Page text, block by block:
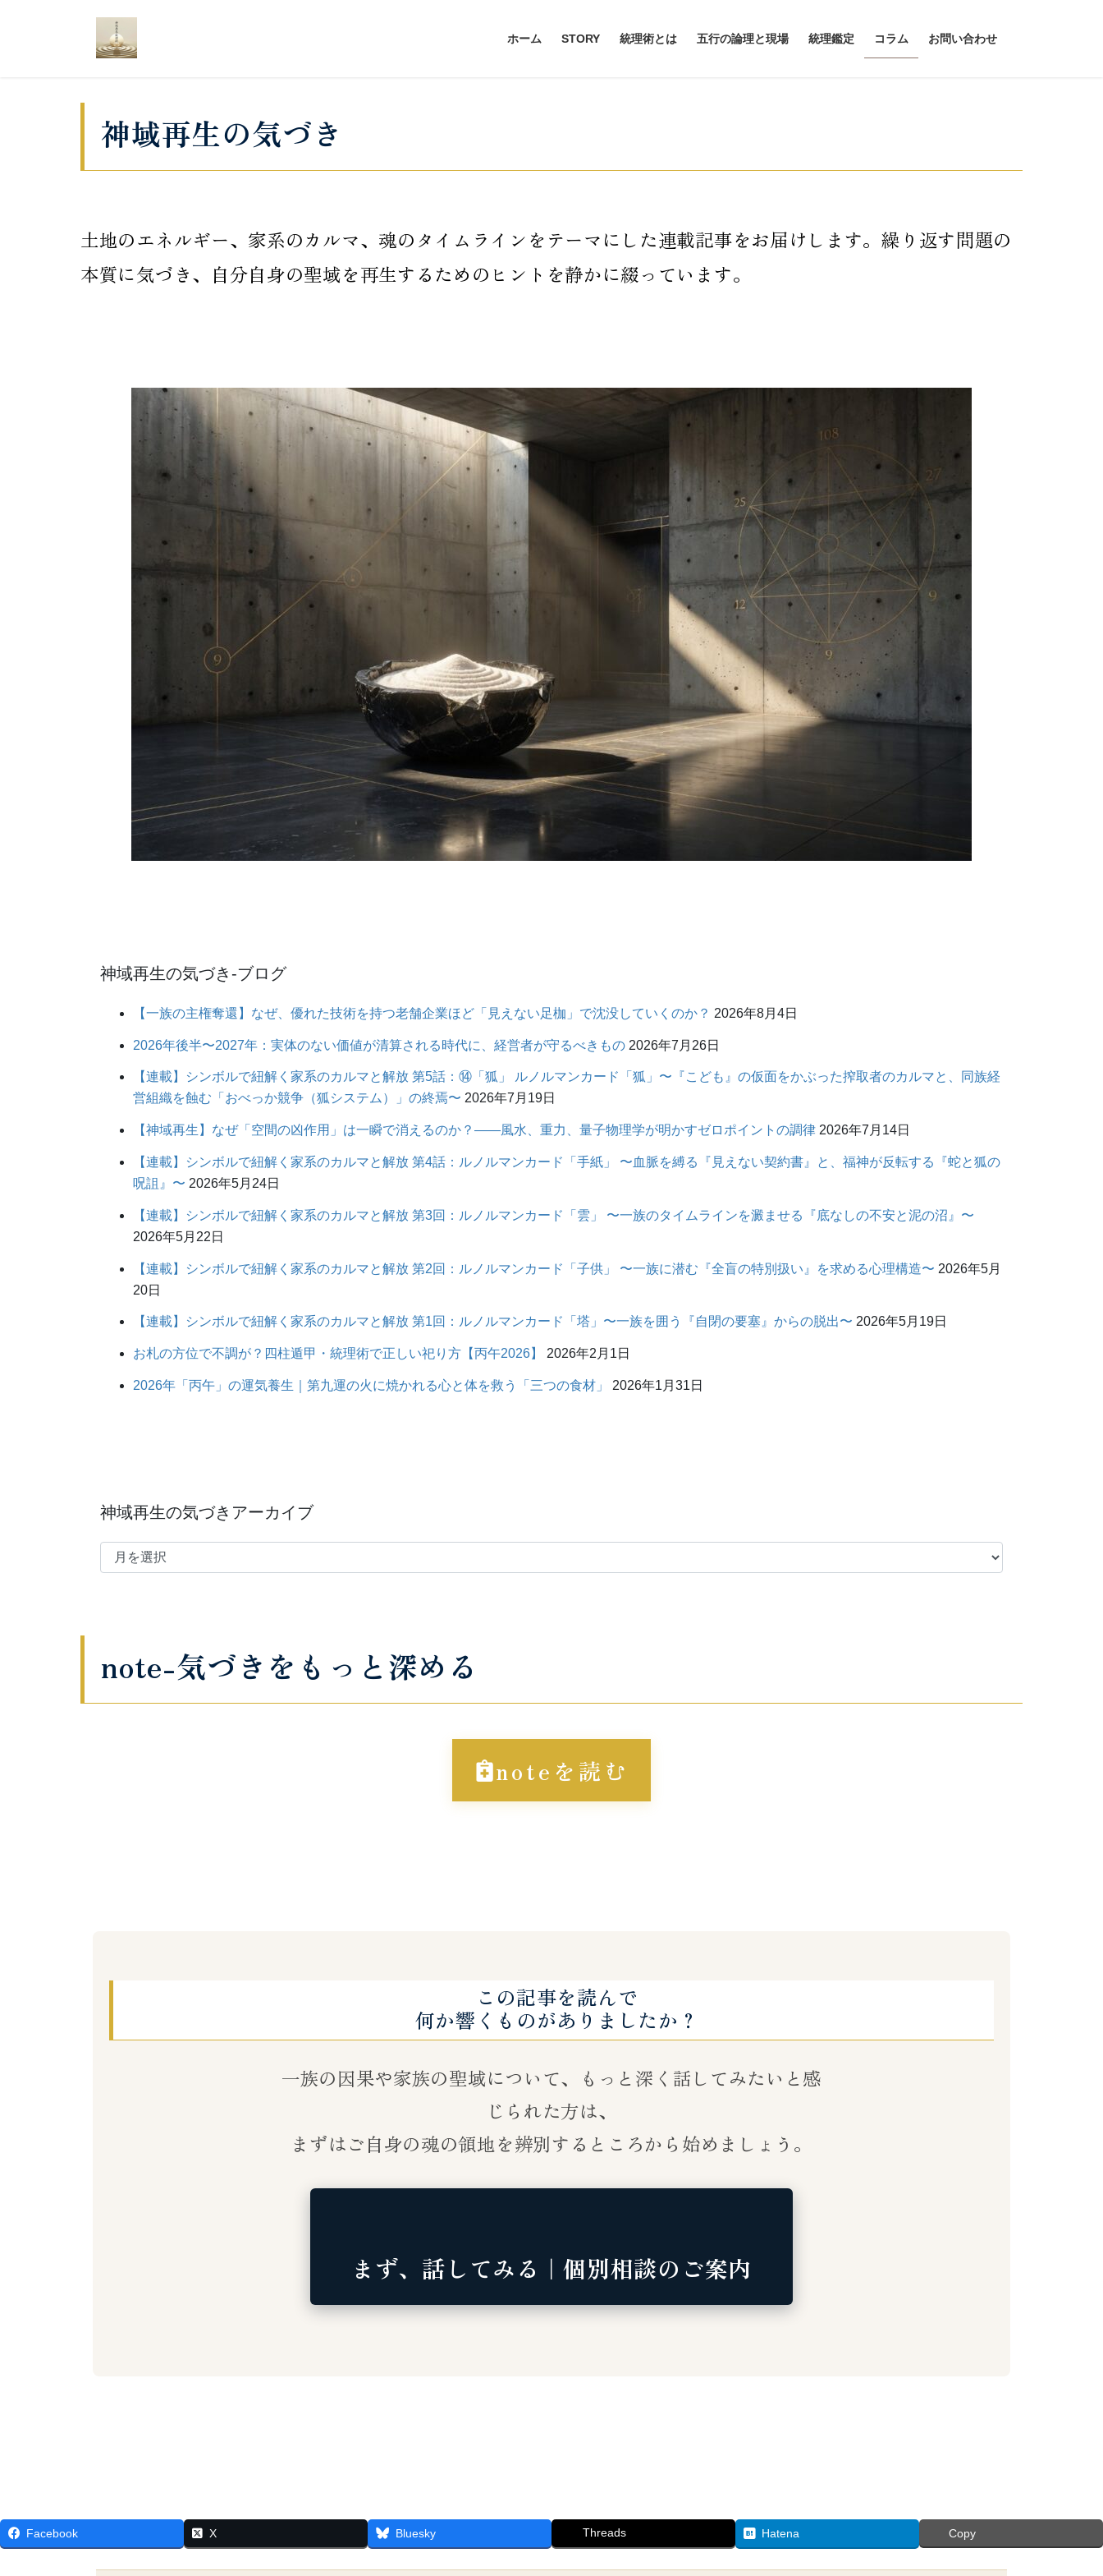
ホーム STORY 統理術とは 五行の論理と現場 統理鑑定 コラム お問い合わせ
神域再生の気づき
土地のエネルギー、家系のカルマ、魂のタイムラインをテーマにした連載記事をお届けします。繰り返す問題の
本質に気づき、自分自身の聖域を再生するためのヒントを静かに綴っています。
神域再生の気づき‐ブログ
【一族の主権奪還】なぜ、優れた技術を持つ老舗企業ほど「見えない足枷」で沈没していくのか？ 2026年8月4日
2026年後半〜2027年：実体のない価値が清算される時代に、経営者が守るべきもの 2026年7月26日
【連載】シンボルで紐解く家系のカルマと解放 第5話：⑭「狐」 ルノルマンカード「狐」〜『こども』の仮面をかぶった搾取者のカルマと、同族経
営組織を蝕む「おべっか競争（狐システム）」の終焉〜 2026年7月19日
【神域再生】なぜ「空間の凶作用」は一瞬で消えるのか？――風水、重力、量子物理学が明かすゼロポイントの調律 2026年7月14日
【連載】シンボルで紐解く家系のカルマと解放 第4話：ルノルマンカード「手紙」 〜血脈を縛る『見えない契約書』と、福神が反転する『蛇と狐の
呪詛』〜 2026年5月24日
【連載】シンボルで紐解く家系のカルマと解放 第3回：ルノルマンカード「雲」 〜一族のタイムラインを澱ませる『底なしの不安と泥の沼』〜
2026年5月22日
【連載】シンボルで紐解く家系のカルマと解放 第2回：ルノルマンカード「子供」 〜一族に潜む『全盲の特別扱い』を求める心理構造〜 2026年5月
20日
【連載】シンボルで紐解く家系のカルマと解放 第1回：ルノルマンカード「塔」〜一族を囲う『自閉の要塞』からの脱出〜 2026年5月19日
お札の方位で不調が？四柱遁甲・統理術で正しい祀り方【丙午2026】 2026年2月1日
2026年「丙午」の運気養生｜第九運の火に焼かれる心と体を救う「三つの食材」 2026年1月31日
神域再生の気づきアーカイブ
note-気づきをもっと深める
noteを読む
この記事を読んで
何か響くものがありましたか？
一族の因果や家族の聖域について、もっと深く話してみたいと感
じられた方は、
まずはご自身の魂の領地を辨別するところから始めましょう。
まず、話してみる｜個別相談のご案内
Facebook X Bluesky Threads Hatena Copy